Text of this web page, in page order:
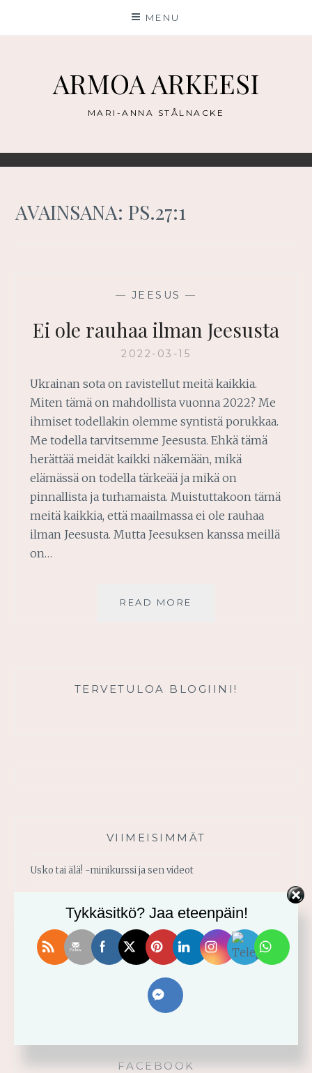
MENU
ARMOA ARKEESI
MARI-ANNA STÅLNACKE
AVAINSANA:PS.27:1
— JEESUS —
Ei ole rauhaa ilman Jeesusta
2022-03-15
Ukrainan sota on ravistellut meitä kaikkia.
Miten tämä on mahdollista vuonna 2022? Me
ihmiset todellakin olemme syntistä porukkaa.
Me todella tarvitsemme Jeesusta. Ehkä tämä
herättää meidät kaikki näkemään, mikä
elämässä on todella tärkeää ja mikä on
pinnallista ja turhamaista. Muistuttakoon tämä
meitä kaikkia, että maailmassa ei ole rauhaa
ilman Jeesusta. Mutta Jeesuksen kanssa meillä
on…
READ MORE
TERVETULOA BLOGIINI!
VIIMEISIMMÄT
Usko tai älä! -minikurssi ja sen videot
Älä yritä omin voimin
Käytä saamaasi voimaa!
FACEBOOK
Tykkäsitkö? Jaa eteenpäin!